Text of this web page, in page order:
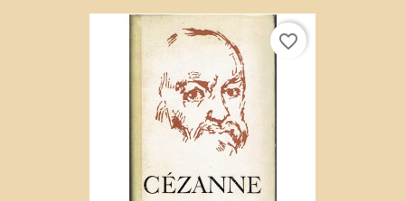
favorite_border